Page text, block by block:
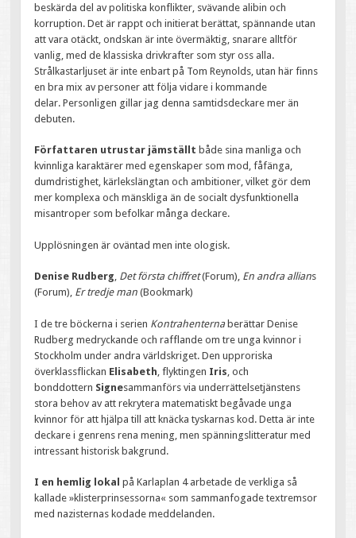
beskärda del av politiska konflikter, svävande alibin och
korruption. Det är rappt och initierat berättat, spännande utan
att vara otäckt, ondskan är inte övermäktig, snarare alltför
vanlig, med de klassiska drivkrafter som styr oss alla.
Strålkastarljuset är inte enbart på Tom Reynolds, utan här finns
en bra mix av personer att följa vidare i kommande
delar. Personligen gillar jag denna samtidsdeckare mer än
debuten.
Författaren utrustar jämställt både sina manliga och
kvinnliga karaktärer med egenskaper som mod, fåfänga,
dumdristighet, kärlekslängtan och ambitioner, vilket gör dem
mer komplexa och mänskliga än de socialt dysfunktionella
misantroper som befolkar många deckare.
Upplösningen är oväntad men inte ologisk.
Denise Rudberg, Det första chiffret(Forum), En andra allians
(Forum), Er tredje man (Bookmark)
I de tre böckerna i serien Kontrahenterna berättar Denise
Rudberg medryckande och rafflande om tre unga kvinnor i
Stockholm under andra världskriget. Den upproriska
överklassflickan Elisabeth , flyktingen Iris , och
bonddottern Signesammanförs via underrättelsetjänstens
stora behov av att rekrytera matematiskt begåvade unga
kvinnor för att hjälpa till att knäcka tyskarnas kod. Detta är inte
deckare i genrens rena mening, men spänningslitteratur med
intressant historisk bakgrund.
I en hemlig lokalpå Karlaplan 4 arbetade de verkliga så
kallade »klisterprinsessorna« som sammanfogade textremsor
med nazisternas kodade meddelanden.